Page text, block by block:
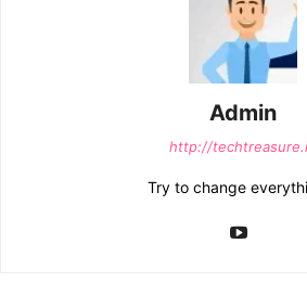
Admin
http://
Try to change